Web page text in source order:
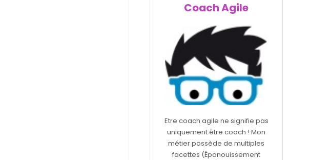
Coach Agile
Etre coach agile ne signifie pas
uniquement être coach ! Mon
métier possède de multiples
facettes (Épanouissement